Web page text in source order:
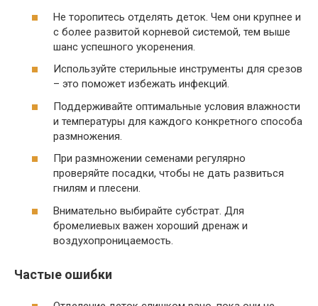
Не торопитесь отделять деток. Чем они крупнее и
с более развитой корневой системой, тем выше
шанс успешного укоренения.
Используйте стерильные инструменты для срезов
– это поможет избежать инфекций.
Поддерживайте оптимальные условия влажности
и температуры для каждого конкретного способа
размножения.
При размножении семенами регулярно
проверяйте посадки, чтобы не дать развиться
гнилям и плесени.
Внимательно выбирайте субстрат. Для
бромелиевых важен хороший дренаж и
воздухопроницаемость.
Частые ошибки